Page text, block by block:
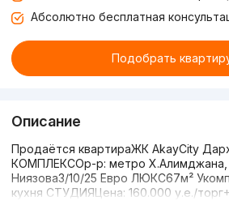
Абсолютно бесплатная
Подобрать
Описание
Продаётся квартираЖК AkayCity
КОМПЛЕКСОр-р: метро Х.Алимджана,
Ниязова3/10/25 Евро ЛЮКС67м²
кухня СТУДИЯЦена: 160.000 у.е./